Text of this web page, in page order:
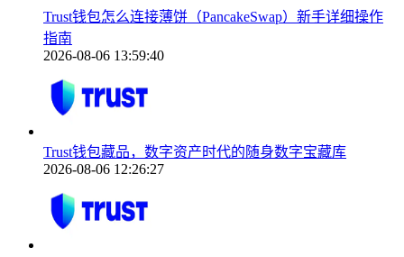
Trust钱包怎么连接薄饼（PancakeSwap）新手详细操作
指南
2026-08-06 13:59:40
Trust钱包藏品，数字资产时代的随身数字宝藏库
2026-08-06 12:26:27